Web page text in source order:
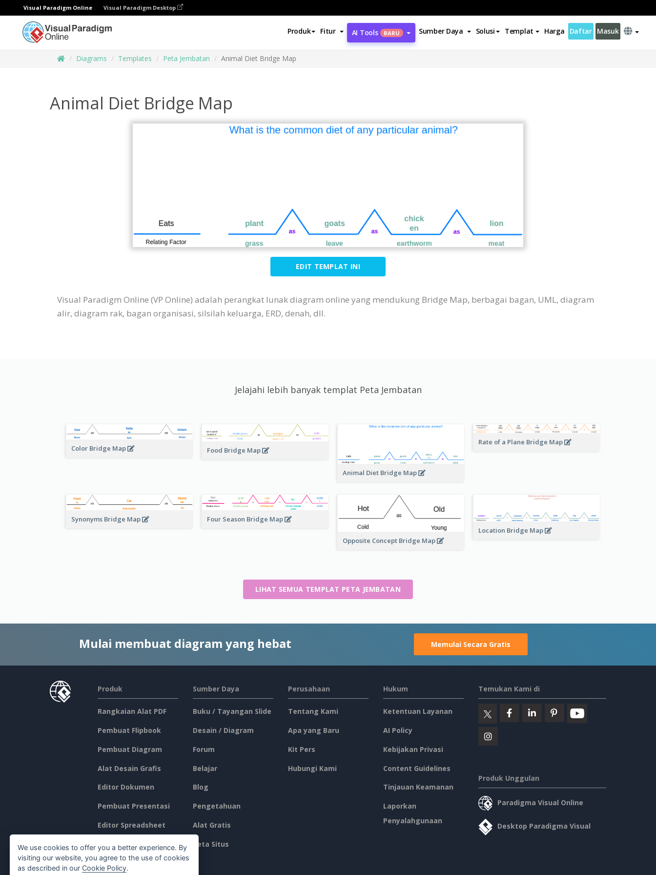
Visual Paradigm Online Visual Paradigm Desktop
Produk Fitur AI Tools BARU Sumber Daya Solusi Templat Harga Daftar Masuk
Diagrams Templates Peta Jembatan Animal Diet Bridge Map
Animal Diet Bridge Map
EDIT TEMPLAT INI
Visual Paradigm Online (VP Online) adalah perangkat lunak diagram online yang mendukung Bridge Map, berbagai bagan, UML, diagram
alir, diagram rak, bagan organisasi, silsilah keluarga, ERD, denah, dll.
Jelajahi lebih banyak templat Peta Jembatan
Color Bridge Map Food Bridge Map
Animal Diet Bridge Map
Rate of a Plane Bridge Map
Synonyms Bridge Map Four Season Bridge Map
Opposite Concept Bridge Map
Location Bridge Map
LIHAT SEMUA TEMPLAT PETA JEMBATAN
Mulai membuat diagram yang hebat Memulai Secara Gratis
Produk
Rangkaian Alat PDF
Pembuat Flipbook
Pembuat Diagram
Alat Desain Grafis
Editor Dokumen
Pembuat Presentasi
Editor Spreadsheet
Harga
Sumber Daya
Buku / Tayangan Slide
Desain / Diagram
Forum
Belajar
Blog
Pengetahuan
Alat Gratis
Peta Situs
Perusahaan
Tentang Kami
Apa yang Baru
Kit Pers
Hubungi Kami
Hukum
Ketentuan Layanan
AI Policy
Kebijakan Privasi
Content Guidelines
Tinjauan Keamanan
Laporkan
Penyalahgunaan
Temukan Kami di
Produk Unggulan
Paradigma Visual Online
Desktop Paradigma Visual
We use cookies to offer you a better experience. By
visiting our website, you agree to the use of cookies
as described in our Cookie Policy.